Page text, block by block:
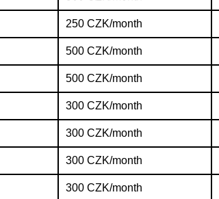
250 CZK/month
500 CZK/month
500 CZK/month
300 CZK/month
300 CZK/month
300 CZK/month
300 CZK/month